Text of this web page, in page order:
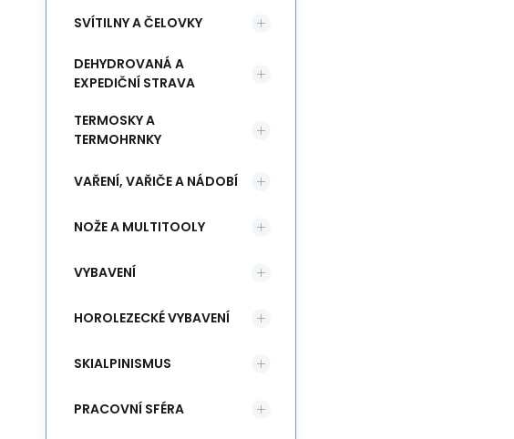
SVÍTILNY A ČELOVKY
DEHYDROVANÁ A
EXPEDIČNÍ STRAVA
TERMOSKY A
TERMOHRNKY
VAŘENÍ, VAŘIČE A NÁDOBÍ
NOŽE A MULTITOOLY
VYBAVENÍ
HOROLEZECKÉ VYBAVENÍ
SKIALPINISMUS
PRACOVNÍ SFÉRA